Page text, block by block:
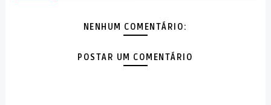
NENHUM COMENTÁRIO:
POSTAR UM COMENTÁRIO